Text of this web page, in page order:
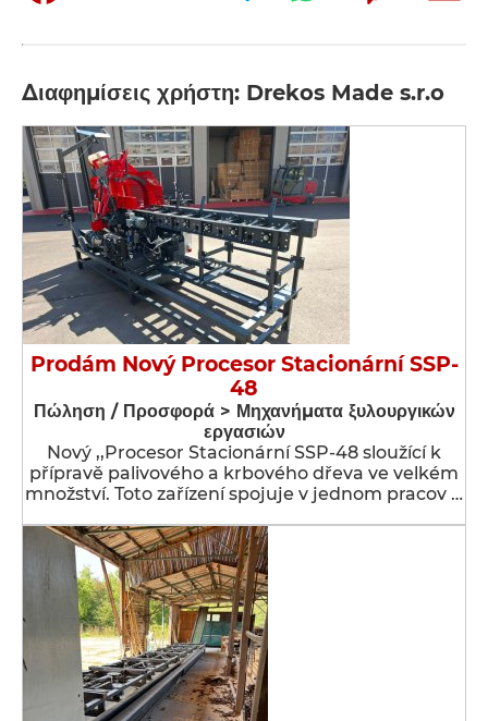
Διαφημίσεις χρήστη: Drekos Made s.r.o
Prodám Nový Procesor Stacionární SSP-
48
Πώληση / Προσφορά > Μηχανήματα ξυλουργικών
εργασιών
Nový ,,Procesor Stacionární SSP-48 sloužící k
přípravě palivového a krbového dřeva ve velkém
množství. Toto zařízení spojuje v jednom pracov …